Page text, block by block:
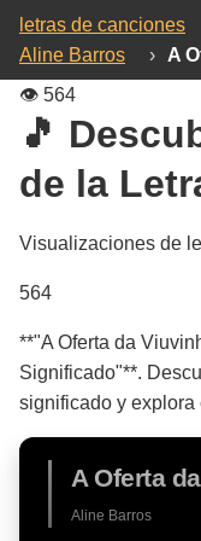
letras de canciones
Aline Barros
›
A
👁️ 564
🎵
de la
Visualizaciones de
564
**"A Oferta da
Significado"**.
significado y explora
A Oferta
Aline Barros